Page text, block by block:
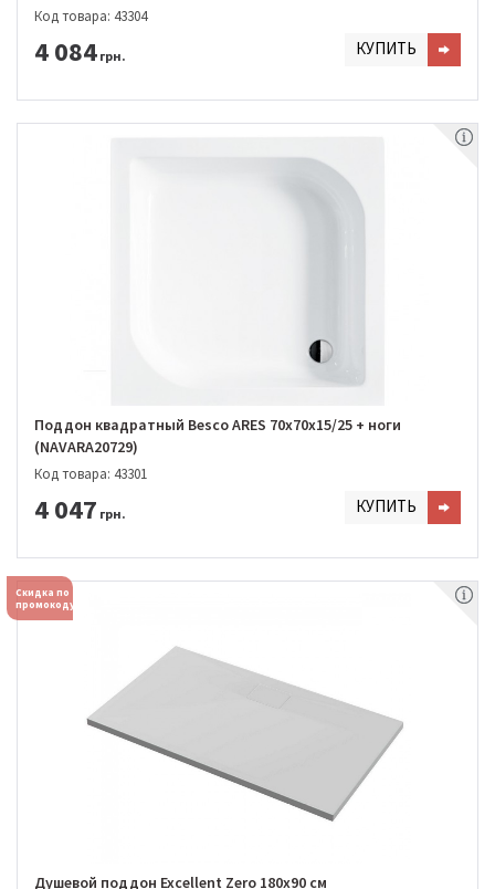
Код товара: 43304
4 084 грн. КУПИТЬ
Поддон квадратный Besco ARES 70х70х15/25 + ноги
(NAVARA20729)
Код товара: 43301
4 047 грн. КУПИТЬ
Скидка по
промокоду
Душевой поддон Excellent Zero 180х90 см